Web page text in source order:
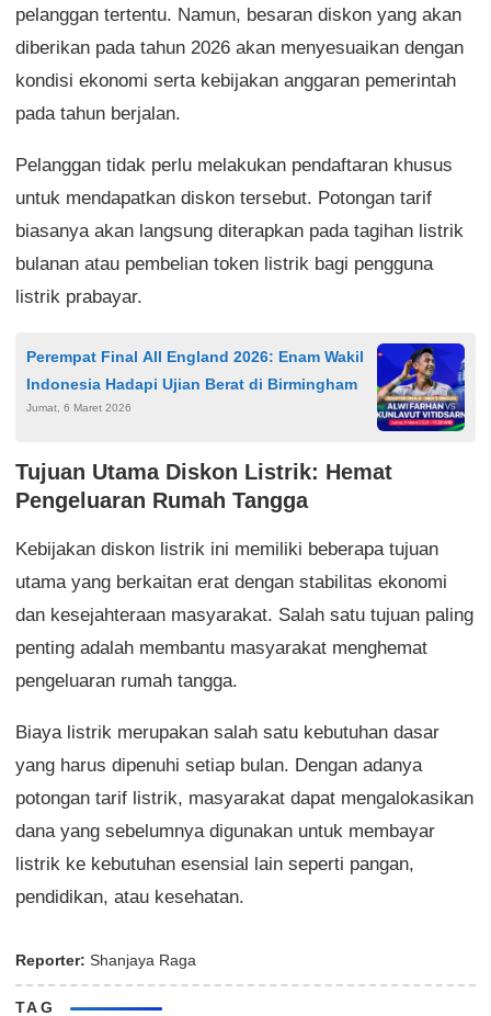
pelanggan tertentu. Namun, besaran diskon yang akan
diberikan pada tahun 2026 akan menyesuaikan dengan
kondisi ekonomi serta kebijakan anggaran pemerintah
pada tahun berjalan.
Pelanggan tidak perlu melakukan pendaftaran khusus
untuk mendapatkan diskon tersebut. Potongan tarif
biasanya akan langsung diterapkan pada tagihan listrik
bulanan atau pembelian token listrik bagi pengguna
listrik prabayar.
Perempat Final All England 2026: Enam Wakil
Indonesia Hadapi Ujian Berat di Birmingham
Jumat, 6 Maret 2026
Tujuan Utama Diskon Listrik: Hemat
Pengeluaran Rumah Tangga
Kebijakan diskon listrik ini memiliki beberapa tujuan
utama yang berkaitan erat dengan stabilitas ekonomi
dan kesejahteraan masyarakat. Salah satu tujuan paling
penting adalah membantu masyarakat menghemat
pengeluaran rumah tangga.
Biaya listrik merupakan salah satu kebutuhan dasar
yang harus dipenuhi setiap bulan. Dengan adanya
potongan tarif listrik, masyarakat dapat mengalokasikan
dana yang sebelumnya digunakan untuk membayar
listrik ke kebutuhan esensial lain seperti pangan,
pendidikan, atau kesehatan.
Reporter: Shanjaya Raga
TAG